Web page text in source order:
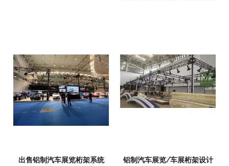
架框架和钢阶段连接
出售铝制汽车展览桁架系统 铝制汽车展览/车展桁架设计